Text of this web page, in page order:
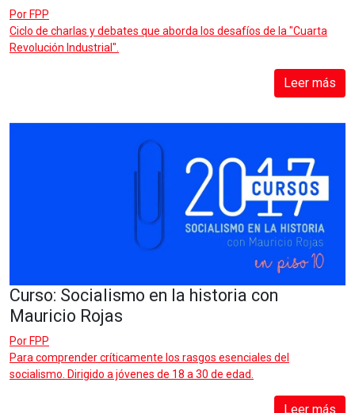
Por FPP
Ciclo de charlas y debates que aborda los desafíos de la "Cuarta
Revolución Industrial".
Leer más
Curso: Socialismo en la historia con
Mauricio Rojas
Por FPP
Para comprender críticamente los rasgos esenciales del
socialismo. Dirigido a jóvenes de 18 a 30 de edad.
Leer más